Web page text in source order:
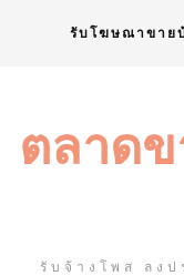
รับโฆษณาขาย
ตลาดข
รับจ้างโพส ลง